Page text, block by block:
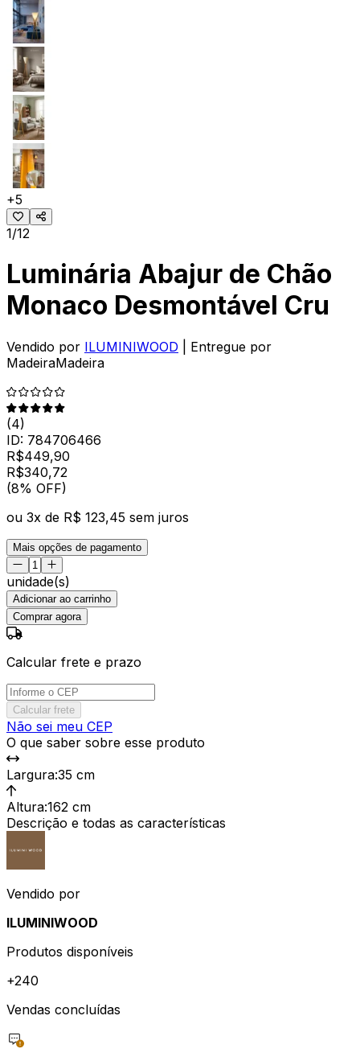
+5
1/12
Luminária Abajur de Chão
Monaco Desmontável Cru
Vendido por ILUMINIWOOD
| Entregue por
MadeiraMadeira
(4)
ID: 784706466
R$449,90
R$340,72
(8% OFF)
ou 3x de R$ 123,45 sem juros
Mais opções de pagamento
unidade(s)
Adicionar ao carrinho
Comprar agora
Calcular frete e prazo
Calcular frete
Não sei meu CEP
O que saber sobre esse produto
Largura:35 cm
Altura:162 cm
Descrição e todas as características
Vendido por
ILUMINIWOOD
Produtos disponíveis
+240
Vendas concluídas